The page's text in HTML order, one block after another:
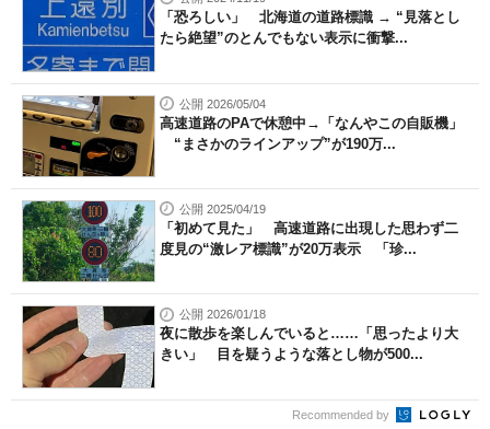
「恐ろしい」 北海道の道路標識 → “見落とし
たら絶望”のとんでもない表示に衝撃...
公開 2026/05/04
高速道路のPAで休憩中→「なんやこの自販機」
“まさかのラインアップ”が190万...
公開 2025/04/19
「初めて見た」 高速道路に出現した思わず二
度見の“激レア標識”が20万表示 「珍...
公開 2026/01/18
夜に散歩を楽しんでいると……「思ったより大
きい」 目を疑うような落とし物が500...
Recommended by